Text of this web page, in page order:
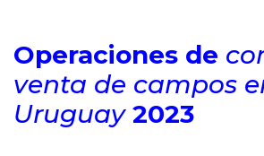
Operaciones de
venta de campos
Uruguay 2023